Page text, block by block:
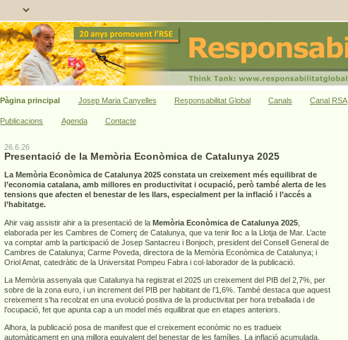
Pàgina principal Josep Maria Canyelles Responsabilitat Global Canals Canal RSA
Publicacions Agenda Contacte
26.6.26
Presentació de la Memòria Econòmica de Catalunya 2025
La Memòria Econòmica de Catalunya 2025 constata un creixement més equilibrat de
l’economia catalana, amb millores en productivitat i ocupació, però també alerta de les
tensions que afecten el benestar de les llars, especialment per la inflació i l’accés a
l’habitatge.
Ahir vaig assistir ahir a la presentació de la Memòria Econòmica de Catalunya 2025
elaborada per les Cambres de Comerç de Catalunya, que va tenir lloc a la Llotja de Mar. L’acte
va comptar amb la participació de Josep Santacreu i Bonjoch, president del Consell General de
Cambres de Catalunya; Carme Poveda, directora de la Memòria Econòmica de Catalunya; i
Oriol Amat, catedràtic de la Universitat Pompeu Fabra i col·laborador de la publicació.
La Memòria assenyala que Catalunya ha registrat el 2025 un creixement del PIB del 2,7%, per
sobre de la zona euro, i un increment del PIB per habitant de l’1,6%. També destaca que aquest
creixement s’ha recolzat en una evolució positiva de la productivitat per hora treballada i de
l’ocupació, fet que apunta cap a un model més equilibrat que en etapes anteriors.
Alhora, la publicació posa de manifest que el creixement econòmic no es tradueix
automàticament en una millora equivalent del benestar de les famílies. La inflació acumulada,